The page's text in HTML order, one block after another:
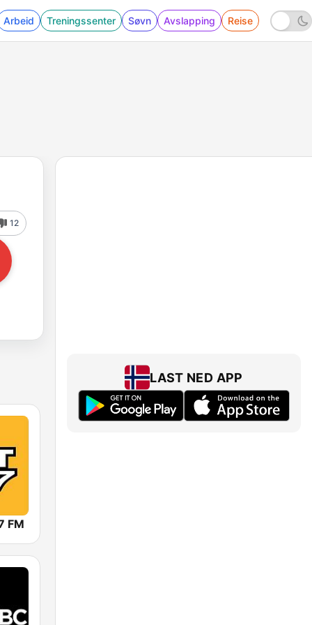
Arbeid Treningssenter Søvn Avslapping Reise
12
FM
LAST NED APP